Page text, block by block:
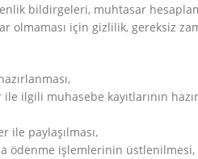
bildirgeleri, muhtasar
için gizlilik, gereksiz
ilgili muhasebe kayıtlarının
ile paylaşılması,
ödenme işlemlerinin üstlenilmesi,